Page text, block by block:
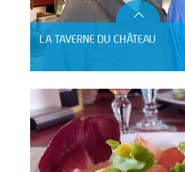
LA TAVERNE DU CHÂTEAU